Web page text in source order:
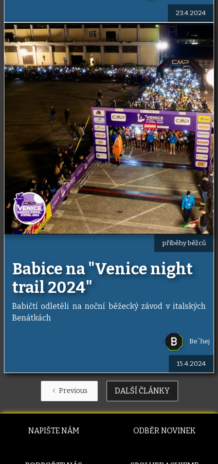
23.4.2024
příběhy běžců
Babice na "Venice night
trail 2024"
Babičtí odletěli na noční běžecký závod v italských
Benátkách
Beˇhej
15.4.2024
Previous DALŠÍ ČLÁNKY
NAPIŠTE NÁM ODBĚR NOVINEK